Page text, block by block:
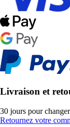
Livraison et
30 jours pour
Retournez votre